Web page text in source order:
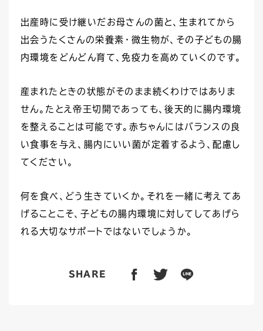
出産時に受け継いだお母さんの菌と、生まれてから
出会うたくさんの栄養素・微生物が、その子どもの腸
内環境をどんどん育て、免疫力を高めていくのです。
産まれたときの状態がそのまま続くわけではありま
せん。たとえ帝王切開であっても、後天的に腸内環境
を整えることは可能です。赤ちゃんにはバランスの良
い食事を与え、腸内にいい菌が定着するよう、配慮し
てください。
何を食べ、どう生きていくか。それを一緒に考えてあ
げることこそ、子どもの腸内環境に対してしてあげら
れる大切なサポートではないでしょうか。
SHARE facebook
twitter